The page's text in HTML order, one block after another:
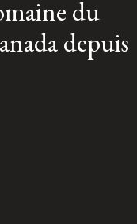
du
depuis